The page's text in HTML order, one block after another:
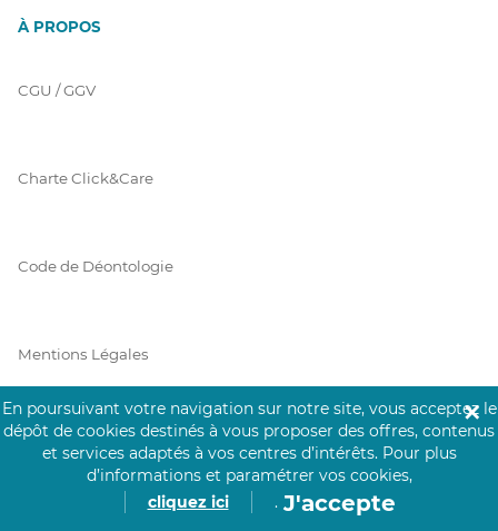
À PROPOS
CGU / GGV
Charte Click&Care
Code de Déontologie
Mentions Légales
Prérequis Click&Care
En poursuivant votre navigation sur notre site, vous acceptez le
dépôt de cookies destinés à vous proposer des offres, contenus
et services adaptés à vos centres d’intérêts. Pour plus
d’informations et paramétrer vos cookies,
cliquez ici
. J'accepte
✕